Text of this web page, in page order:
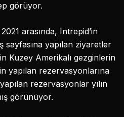
görüyor.
arasında, Intrepid’in
sayfasına yapılan ziyaretler
Kuzey Amerikalı gezginlerin
yapılan rezervasyonlarına
rezervasyonlar yılın
görünüyor.